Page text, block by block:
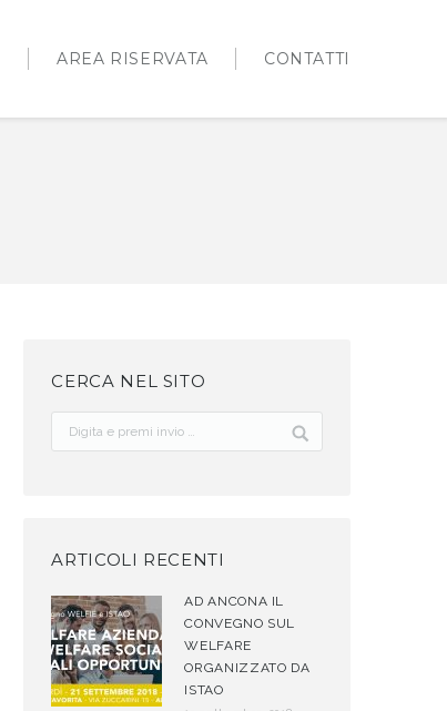
AREA RISERVATA CONTATTI
CERCA NEL SITO
ARTICOLI RECENTI
AD ANCONA IL
CONVEGNO SUL
WELFARE
ORGANIZZATO DA
ISTAO